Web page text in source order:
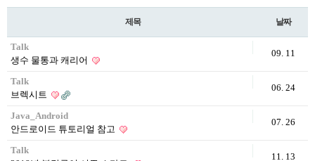
제목 날짜
Talk
생수 물통과 캐리어
09. 11
Talk
브렉시트
06. 24
Java_Android
안드로이드 튜토리얼 참고
07. 26
Talk
11. 13